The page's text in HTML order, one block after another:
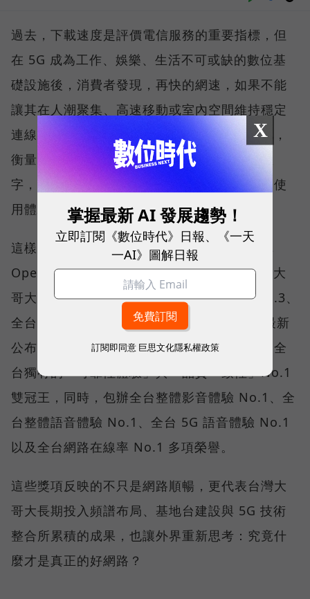
過去，下載速度是評價電信服務的重要指標，但
在 5G 成為工作、娛樂、生活不可或缺的數位基
礎設施後，消費者發現，再快的網速，如果不能
讓其在人潮聚集、高速移動或室內空間維持穩定
連線，即無法轉換成好的使用體驗，也因如此，
衡量「好網路」的標準，也逐漸從追求測速數
字，轉向任何時間、任何地點都能穩定連線的使
用體驗。
這樣的轉變，也反映在國際權威網路分析機構
Opensignal 公布的評比結果。今年初，台灣大
哥大不僅率先奪下「 4G／5G 在線率全球 No.3、
全台 No.1 」國際級榮譽，在 Opensignal 最新
公布的台灣行動網路體驗報告中，更一舉斬獲全
台獨有的「可靠性體驗」與「品質一致性」No.1
雙冠王，同時，包辦全台整體影音體驗 No.1、全
台整體語音體驗 No.1、全台 5G 語音體驗 No.1
以及全台網路在線率 No.1 多項榮譽。
這些獎項反映的不只是網路順暢，更代表台灣大
哥大長期投入頻譜布局、基地台建設與 5G 技術
整合所累積的成果，也讓外界重新思考：究竟什
麼才是真正的好網路？
X
掌握最新 AI 發展趨勢！
立即訂閱《數位時代》日報、《一天
一AI》圖解日報
訂閱即同意 巨思文化隱私權政策